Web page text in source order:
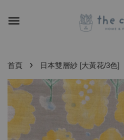
首頁 › 日本雙層紗 [大黃花/3色]